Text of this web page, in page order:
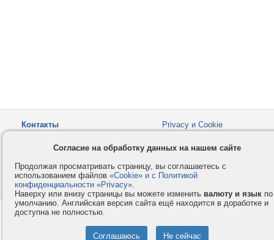
Контакты
Privacy и Cookie
Как оплатить
Форумы
© 2008-2026VMESTE.EU
Согласие на обработку данных на нашем сайте
Продолжая просматривать страницу, вы соглашаетесь с
использованием файлов «Cookie» и с Политикой
конфиденциальности «Privacy».
Наверху или внизу страницы вы можете изменить валюту и язык по
умолчанию. Английская версия сайта ещё находится в доработке и
доступна не полностью.